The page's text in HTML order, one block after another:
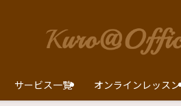
サービス一覧 オンラインレッスン